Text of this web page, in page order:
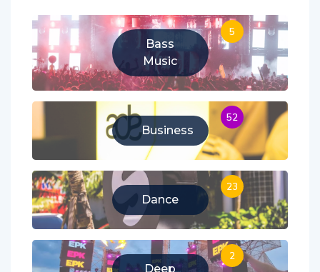
Bass
Music
5
Business
52
Dance
23
Deep
2